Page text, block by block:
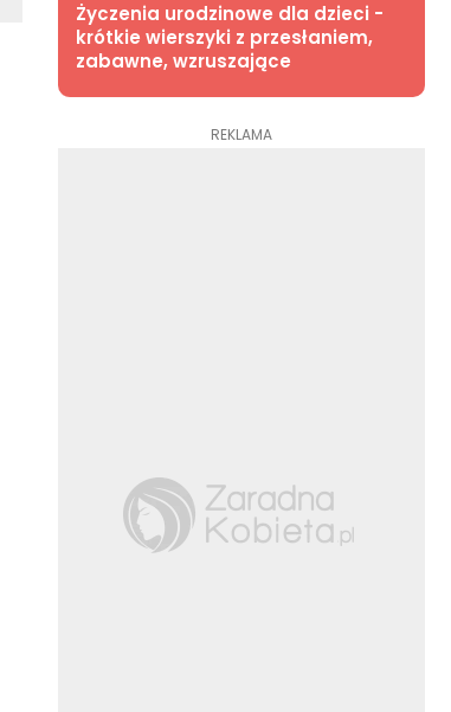
Życzenia urodzinowe dla dzieci -
krótkie wierszyki z przesłaniem,
zabawne, wzruszające
REKLAMA